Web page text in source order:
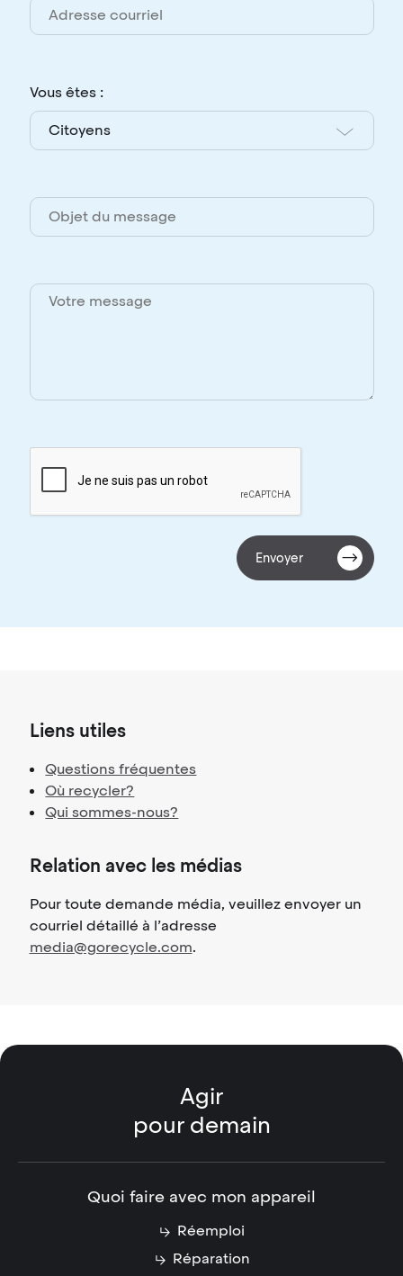
Citoyens
Vous êtes :
Envoyer
Liens utiles
Questions fréquentes
Où recycler?
Qui sommes-nous?
Relation avec les médias
Pour toute demande média, veuillez envoyer un
courriel détaillé à l’adresse
media@gorecycle.com.
Agir
pour demain
Quoi faire avec mon appareil
Réemploi
Réparation